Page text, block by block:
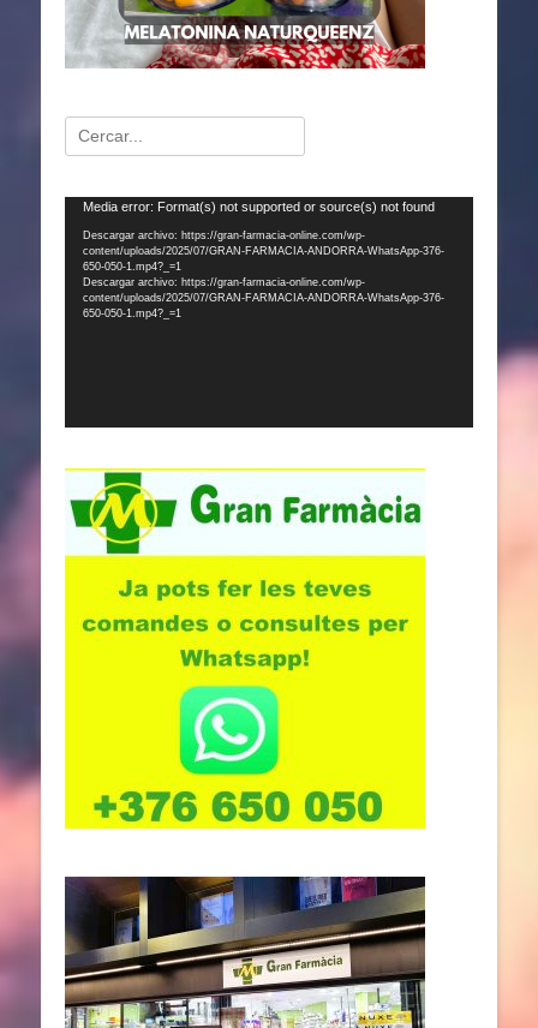
Buscar:
Reproductor
vídeo
Media error: Format(s) not supported or source(s) not found
Descargar archivo: https://gran-farmacia-online.com/wp-
content/uploads/2025/07/GRAN-FARMACIA-ANDORRA-WhatsApp-376-
650-050-1.mp4?_=1
Descargar archivo: https://gran-farmacia-online.com/wp-
content/uploads/2025/07/GRAN-FARMACIA-ANDORRA-WhatsApp-376-
650-050-1.mp4?_=1